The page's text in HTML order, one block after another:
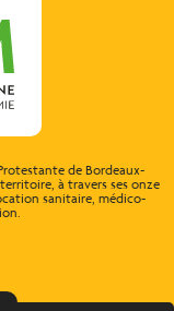
de Bordeaux-
à travers ses onze
sanitaire, médico-